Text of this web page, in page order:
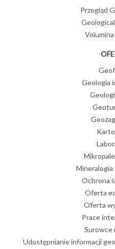
Przegląd
Geologia
Ochrona
Oferta
Oferta
Prace
Surowce
Udostępnianie informacji